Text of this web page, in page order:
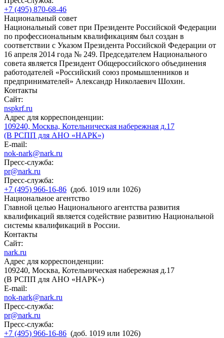
+7 (495) 870-68-46
Национальный совет
Национальный совет при Президенте Российской Федерации
по профессиональным квалификациям был создан в
соответствии с Указом Президента Российской Федерации от
16 апреля 2014 года № 249. Председателем Национального
совета является Президент Общероссийского объединения
работодателей «Российский союз промышленников и
предпринимателей» Александр Николаевич Шохин.
Контакты
Сайт:
nspkrf.ru
Адрес для корреспонденции:
109240, Москва, Котельническая набережная д.17
(В РСПП для АНО «НАРК»)
E-mail:
nok-nark@nark.ru
Пресс-служба:
pr@nark.ru
Пресс-служба:
+7 (495) 966-16-86 (доб. 1019 или 1026)
Национальное агентство
Главной целью Национального агентства развития
квалификаций является содействие развитию Национальной
системы квалификаций в России.
Контакты
Сайт:
nark.ru
Адрес для корреспонденции:
109240, Москва, Котельническая набережная д.17
(В РСПП для АНО «НАРК»)
E-mail:
nok-nark@nark.ru
Пресс-служба:
pr@nark.ru
Пресс-служба:
+7 (495) 966-16-86 (доб. 1019 или 1026)